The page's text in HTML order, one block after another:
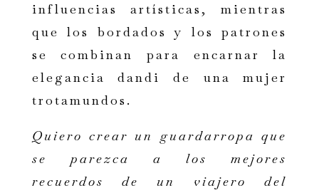
influencias artísticas, mientras
que los bordados y los patrones
se combinan para encarnar la
elegancia dandi de una mujer
trotamundos.
Quiero crear un guardarropa que
se parezca a los mejores
recuerdos de un viajero del